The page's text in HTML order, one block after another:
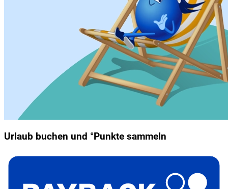
Urlaub buchen und °Punkte sammeln